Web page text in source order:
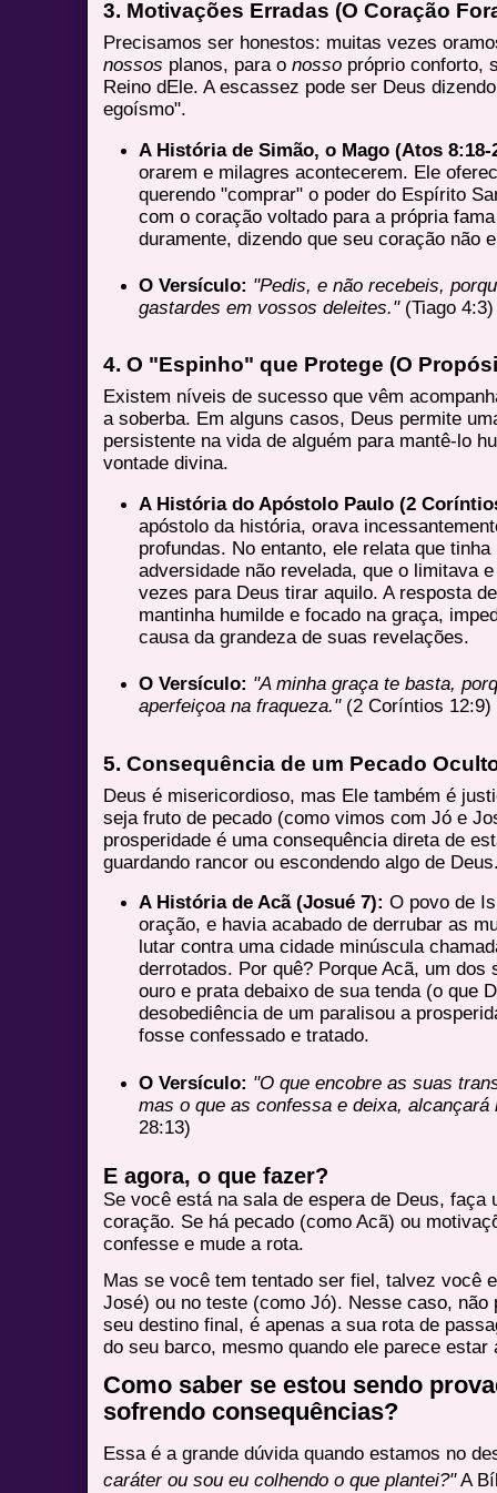
3. Motivações Erradas (O Coração
Precisamos ser honestos: muitas vezes
nossos planos, para onosso próprio conforto,
Reino dEle. A escassez pode ser Deus
egoísmo".
A História de Simão, o Mago (Atos 8:18-
orarem e milagres acontecerem. Ele
querendo "comprar" o poder do Espírito
com o coração voltado para a própria
duramente, dizendo que seu coração não
O Versículo: "Pedis, e não recebeis,
gastardes em vossos deleites."(Tiago 4:3)
4. O "Espinho" que Protege (O
Existem níveis de sucesso que vêm
a soberba. Em alguns casos, Deus permite
persistente na vida de alguém para mantê-lo
vontade divina.
A História do Apóstolo Paulo (2
apóstolo da história, orava
profundas. No entanto, ele relata que
adversidade não revelada, que o limitava
vezes para Deus tirar aquilo. A resposta
mantinha humilde e focado na graça,
causa da grandeza de suas revelações.
O Versículo: "A minha graça te basta,
aperfeiçoa na fraqueza."(2 Coríntios 12:9)
5. Consequência de um Pecado
Deus é misericordioso, mas Ele também é
seja fruto de pecado (como vimos com Jó e
prosperidade é uma consequência direta de
guardando rancor ou escondendo algo de
A História de Acã (Josué 7): O povo de
oração, e havia acabado de derrubar as
lutar contra uma cidade minúscula
derrotados. Por quê? Porque Acã, um dos
ouro e prata debaixo de sua tenda (o que
desobediência de um paralisou a
fosse confessado e tratado.
O Versículo: "O que encobre as suas
mas o que as confessa e deixa,
28:13)
E agora, o que fazer?
Se você está na sala de espera de Deus, faça
coração. Se há pecado (como Acã) ou
confesse e mude a rota.
Mas se você tem tentado ser fiel, talvez você
José) ou no teste (como Jó). Nesse caso, não
seu destino final, é apenas a sua rota de
do seu barco, mesmo quando ele parece estar
Como saber se estou sendo
sofrendo consequências?
Essa é a grande dúvida quando estamos no
caráter ou sou eu colhendo o que plantei?"A